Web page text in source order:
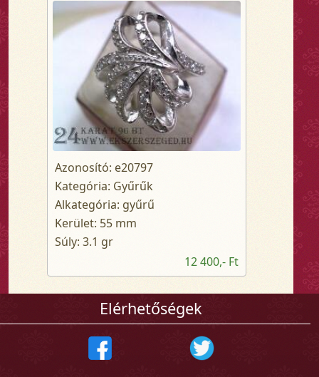
Azonosító: e20797
Kategória: Gyűrűk
Alkategória: gyűrű
Kerület: 55 mm
Súly: 3.1 gr
12 400,- Ft
Elérhetőségek